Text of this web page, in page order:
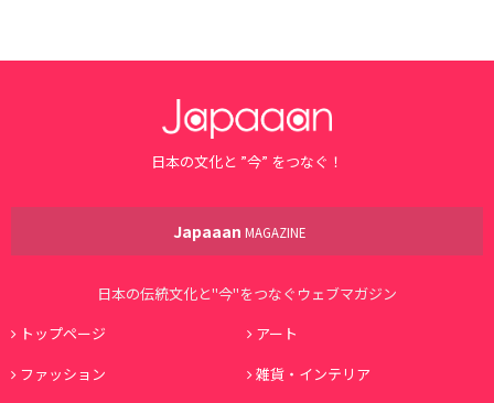
日本の文化と ”今” をつなぐ！
Japaaan MAGAZINE
日本の伝統文化と"今"をつなぐウェブマガジン
トップページ
アート
ファッション
雑貨・インテリア